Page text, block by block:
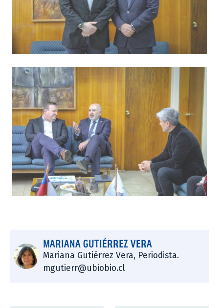
MARIANA GUTIÉRREZ VERA
Mariana Gutiérrez Vera, Periodista.
mgutierr@ubiobio.cl